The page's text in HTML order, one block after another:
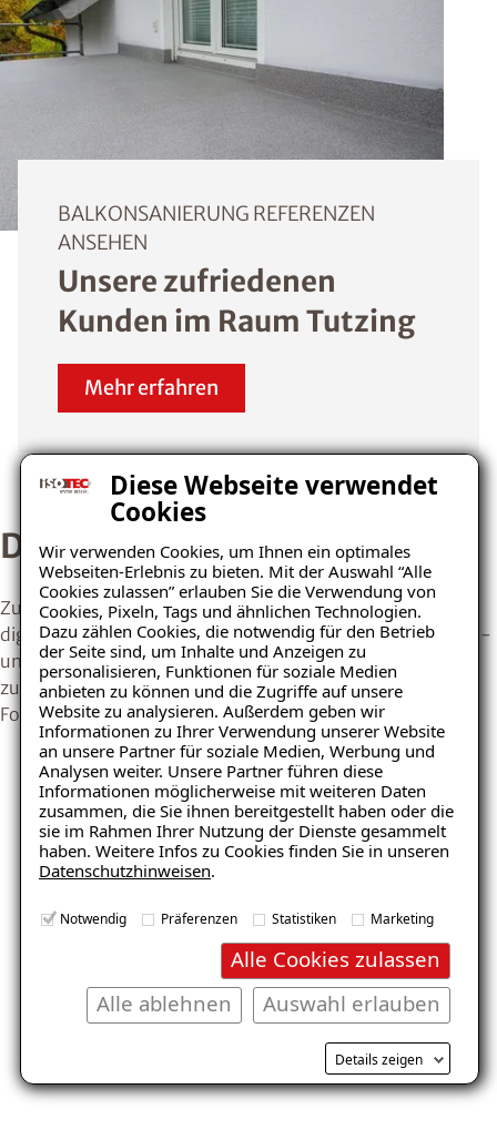
Diese Webseite verwendet
Cookies
Wir verwenden Cookies, um Ihnen ein optimales
Webseiten-Erlebnis zu bieten. Mit der Auswahl “Alle
Cookies zulassen” erlauben Sie die Verwendung von
Cookies, Pixeln, Tags und ähnlichen Technologien.
Dazu zählen Cookies, die notwendig für den Betrieb
der Seite sind, um Inhalte und Anzeigen zu
personalisieren, Funktionen für soziale Medien
anbieten zu können und die Zugriffe auf unsere
Website zu analysieren. Außerdem geben wir
Informationen zu Ihrer Verwendung unserer Website
an unsere Partner für soziale Medien, Werbung und
Analysen weiter. Unsere Partner führen diese
Informationen möglicherweise mit weiteren Daten
zusammen, die Sie ihnen bereitgestellt haben oder die
sie im Rahmen Ihrer Nutzung der Dienste gesammelt
haben. Weitere Infos zu Cookies finden Sie in unseren
Datenschutzhinweisen.
Notwendig Präferenzen Statistiken Marketing
Alle Cookies zulassen
Auswahl erlauben
Alle ablehnen
Details zeigen
BALKONSANIERUNG REFERENZEN
ANSEHEN
Unsere zufriedenen
Kunden im Raum Tutzing
Mehr erfahren
Der ISOTEC-Balkondesigner
Zur Vorbereitung einer Balkonsanierung bietet unser
digitales Planungstool die Möglichkeit, verschiedene Farb-
und Strukturvarianten der Balkonoberfläche realitätsnah
zu visualisieren – auf Wunsch auch mit einem eigenen
Foto.
Ratgeber „Balkon & Terrasse“
– jetzt kostenlos
herunterladen!
Kostenlosen Ratgeber anfordern
Voraussetzung für den Erhalt des kostenfreien